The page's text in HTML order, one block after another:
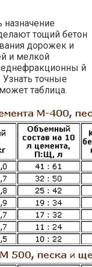
тощий бетон
дорожек и
и мелкой
й
точные
таблица.